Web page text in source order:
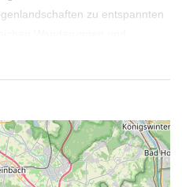
zu entspannten
Wanderwege unterschiedlicher
Blicken über die
Gemeinschaftsbereiche, in
oder Brettspiele spielen oder